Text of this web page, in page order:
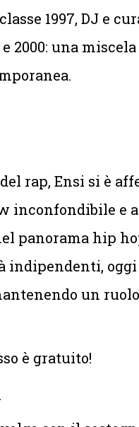
1997, DJ e
2000: una
rap, Ensi si è
inconfondibile e
panorama hip
indipendenti,
un
è gratuito!